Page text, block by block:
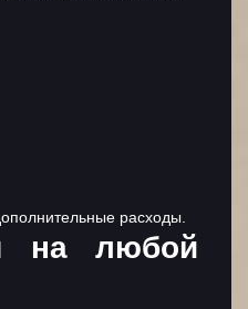
расходы.
на любой